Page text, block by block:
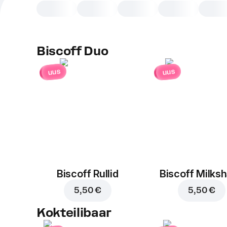
Biscoff Duo
uus
Biscoff Rullid
5,50 €
uus
Biscoff
5,50 €
Kokteilibaar